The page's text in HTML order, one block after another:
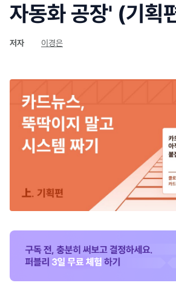
자동화 공장' (기획
저자 이경은